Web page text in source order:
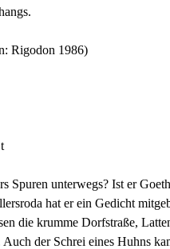
Rigodon 1986)
Spuren unterwegs? Ist er
hat er ein Gedicht
die krumme Dorfstraße,
der Schrei eines Huhns